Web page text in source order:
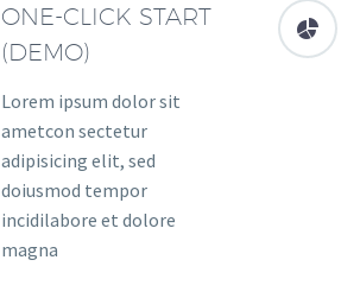
ONE-CLICK START
(DEMO)
Lorem ipsum dolor sit
ametcon sectetur
adipisicing elit, sed
doiusmod tempor
incidilabore et dolore
magna

